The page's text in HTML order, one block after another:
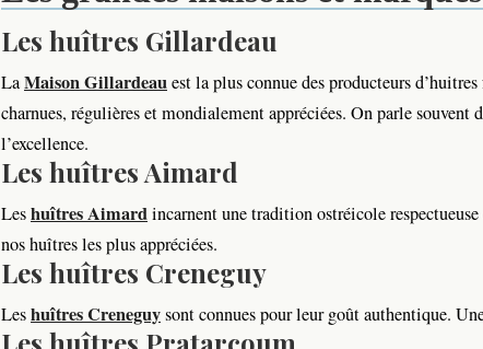
Les huîtres Gillardeau
LaMaison Gillardeauest la plus connue des producteurs
charnues, régulières et mondialement appréciées. On parle souvent
l’excellence.
Les huîtres Aimard
Leshuîtres Aimardincarnent une tradition ostréicole
nos huîtres les plus appréciées.
Les huîtres Creneguy
Leshuîtres Creneguysont connues pour leur goût authentique.